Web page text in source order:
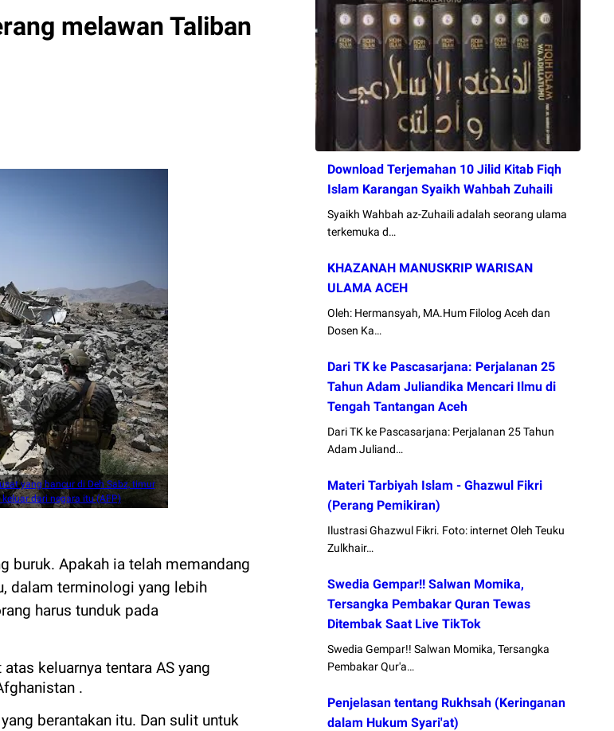
melawan Taliban
yang hancur di Deh Sabz, timur
dari negara itu (AFP)
buruk. Apakah ia telah memandang
dalam terminologi yang lebih
harus tunduk pada
keluarnya tentara AS yang
.
berantakan itu. Dan sulit untuk
Download Terjemahan 10 Jilid Kitab Fiqh
Islam Karangan Syaikh Wahbah Zuhaili
Syaikh Wahbah az-Zuhaili adalah seorang ulama
terkemuka d…
KHAZANAH MANUSKRIP WARISAN
ULAMA ACEH
Oleh: Hermansyah, MA.Hum Filolog Aceh dan
Dosen Ka…
Dari TK ke Pascasarjana: Perjalanan 25
Tahun Adam Juliandika Mencari Ilmu di
Tengah Tantangan Aceh
Dari TK ke Pascasarjana: Perjalanan 25 Tahun
Adam Juliand…
Materi Tarbiyah Islam - Ghazwul Fikri
(Perang Pemikiran)
Ilustrasi Ghazwul Fikri. Foto: internet Oleh Teuku
Zulkhair…
Swedia Gempar!! Salwan Momika,
Tersangka Pembakar Quran Tewas
Ditembak Saat Live TikTok
Swedia Gempar!! Salwan Momika, Tersangka
Pembakar Qur'a…
Penjelasan tentang Rukhsah (Keringanan
dalam Hukum Syari'at)